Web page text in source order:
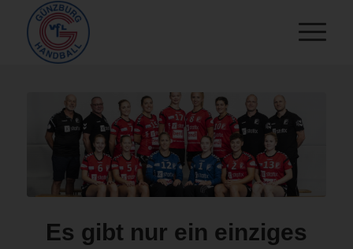
Es gibt nur ein einziges